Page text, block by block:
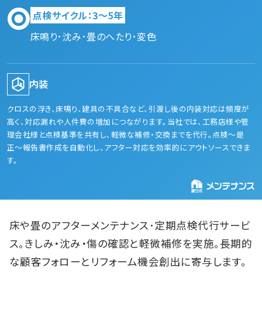
会社概要
お知らせ
よくある質問
プライバシーポリシー
点検サイクル：3〜5年
床鳴り･沈み･畳のへたり･変色
内装
クロスの浮き、床鳴り、建具の不具合など、引渡し後の内装対応は頻度が
高く、対応漏れや人件費の増加につながります。当社では、工務店様や管
理会社様と点検基準を共有し、軽微な補修・交換までを代行。点検〜是
正〜報告書作成を自動化し、アフター対応を効率的にアウトソースできま
す。
床や畳のアフターメンテナンス･定期点検代行サービ
ス。きしみ・沈み・傷の確認と軽微補修を実施。長期的
な顧客フォローとリフォーム機会創出に寄与します。